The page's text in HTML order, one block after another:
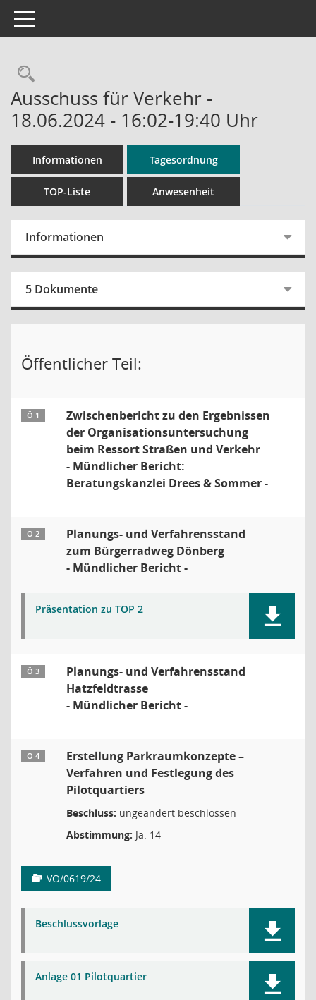
Toggle navigation
Rechercheauswahl
Ausschuss für Verkehr -
18.06.2024 - 16:02-19:40 Uhr
Informationen Tagesordnung
TOP-Liste Anwesenheit
Informationen
5 Dokumente
Öffentlicher Teil:
Ö 1
Zwischenbericht zu den Ergebnissen
der Organisationsuntersuchung
beim Ressort Straßen und Verkehr
- Mündlicher Bericht:
Beratungskanzlei Drees & Sommer -
Ö 2
Planungs- und Verfahrensstand
zum Bürgerradweg Dönberg
- Mündlicher Bericht -
Präsentation zu TOP 2
Ö 3
Planungs- und Verfahrensstand
Hatzfeldtrasse
- Mündlicher Bericht -
Ö 4
Erstellung Parkraumkonzepte –
Verfahren und Festlegung des
Pilotquartiers
Beschluss: ungeändert beschlossen
Abstimmung: Ja: 14
VO/0619/24
Beschlussvorlage
Anlage 01 Pilotquartier